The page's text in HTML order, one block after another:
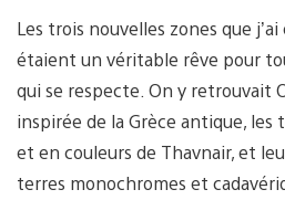
Les trois nouvelles zones que
étaient un véritable rêve pour
qui se respecte. On y retrouvait
inspirée de la Grèce antique,
et en couleurs de Thavnair, et
terres monochromes et